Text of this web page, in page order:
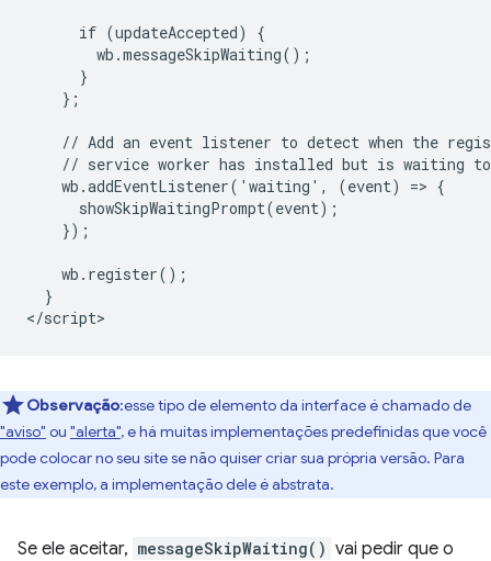
      if (updateAccepted) {
        wb.messageSkipWaiting();
      }
    };
// Add an event listener to detect when the
// service worker has installed but is waiting
    wb.addEventListener('waiting', (event) => {
      showSkipWaitingPrompt(event);
    });
    wb.register();
  }
Observação:esse tipo de elemento da interface é chamado de
"aviso" ou "alerta", e há muitas implementações predefinidas que você
pode colocar no seu site se não quiser criar sua própria versão. Para
este exemplo, a implementação dele é abstrata.
Se ele aceitar, messageSkipWaiting() vai pedir que o